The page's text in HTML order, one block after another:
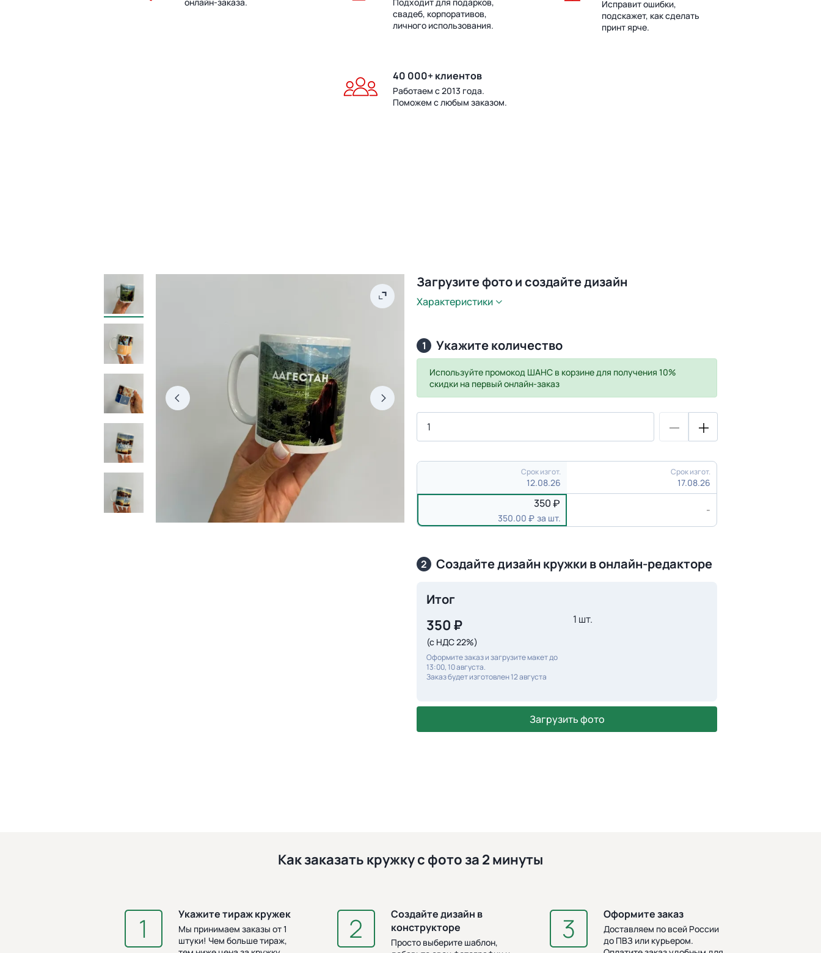
свадеб, корпоративов,
личного использования.
Исправит ошибки,
подскажет, как сделать
принт ярче.
40 000+ клиентов
Работаем с 2013 года.
Поможем с любым заказом.
Загрузите фото и создайте дизайн
Характеристики
1 Укажите количество
Используйте промокод ШАНС в корзине для получения 10%
скидки на первый онлайн-заказ
Срок изгот.
12.08.26
Срок изгот.
17.08.26
350
350.00 за шт.
-
2 Создайте дизайн кружки в онлайн-редакторе
Итог
350 ₽
(с НДС 22%)
Оформите заказ и загрузите макет до
13:00, 10 августа.
Заказ будет изготовлен 12 августа
1 шт.
Загрузить фото
Как заказать кружку с фото за 2 минуты
Укажите тираж кружек
Мы принимаем заказы от 1
штуки! Чем больше тираж,
Создайте дизайн в
конструкторе
Просто выберите шаблон,
Оформите заказ
Доставляем по всей России
до ПВЗ или курьером.